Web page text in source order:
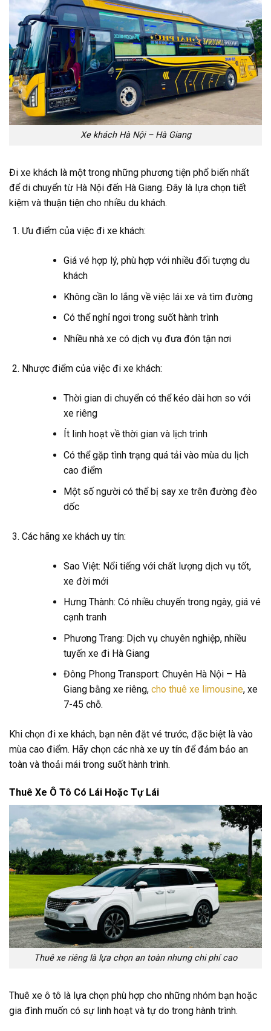
Xe khách Hà Nội – Hà Giang
Đi xe khách là một trong những phương tiện phổ biến nhất
để di chuyển từ Hà Nội đến Hà Giang. Đây là lựa chọn tiết
kiệm và thuận tiện cho nhiều du khách.
Ưu điểm của việc đi xe khách:
Giá vé hợp lý, phù hợp với nhiều đối tượng du
khách
Không cần lo lắng về việc lái xe và tìm đường
Có thể nghỉ ngơi trong suốt hành trình
Nhiều nhà xe có dịch vụ đưa đón tận nơi
Nhược điểm của việc đi xe khách:
Thời gian di chuyển có thể kéo dài hơn so với
xe riêng
Ít linh hoạt về thời gian và lịch trình
Có thể gặp tình trạng quá tải vào mùa du lịch
cao điểm
Một số người có thể bị say xe trên đường đèo
dốc
Các hãng xe khách uy tín:
Sao Việt: Nổi tiếng với chất lượng dịch vụ tốt,
xe đời mới
Hưng Thành: Có nhiều chuyến trong ngày, giá vé
cạnh tranh
Phương Trang: Dịch vụ chuyên nghiệp, nhiều
tuyến xe đi Hà Giang
Đông Phong Transport: Chuyên Hà Nội – Hà
Giang bằng xe riêng, cho thuê xe limousine, xe
7-45 chỗ.
Khi chọn đi xe khách, bạn nên đặt vé trước, đặc biệt là vào
mùa cao điểm. Hãy chọn các nhà xe uy tín để đảm bảo an
toàn và thoải mái trong suốt hành trình.
Thuê Xe Ô Tô Có Lái Hoặc Tự Lái
Thuê xe riêng là lựa chọn an toàn nhưng chi phí cao
Thuê xe ô tô là lựa chọn phù hợp cho những nhóm bạn hoặc
gia đình muốn có sự linh hoạt và tự do trong hành trình.